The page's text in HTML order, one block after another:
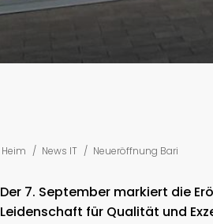
Heim / News IT / Neueröffnung Bari
Der 7. September markiert die
Leidenschaft für Qualität und